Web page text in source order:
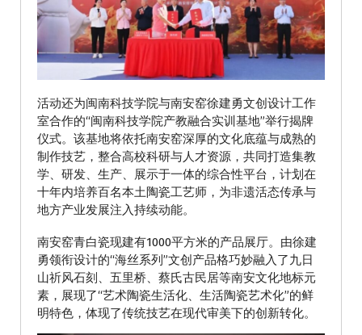
活动还为闽南科技学院与南安窑徐建勇文创设计工作
室合作的“闽南科技学院产教融合实训基地”举行揭牌
仪式。该基地将依托南安窑深厚的文化底蕴与成熟的
制作技艺，整合高校科研与人才资源，共同打造集教
学、研发、生产、展示于一体的综合性平台，计划在
十年内培养百名本土陶瓷工艺师，为非遗活态传承与
地方产业发展注入持续动能。
南安窑青白瓷现建有1000平方米的产品展厅。由徐建
勇领衔设计的“海丝系列”文创产品格巧妙融入了九日
山祈风石刻、五里桥、蔡氏古民居等南安文化地标元
素，展现了“艺术陶瓷生活化、生活陶瓷艺术化”的鲜
明特色，体现了传统技艺在现代审美下的创新转化。